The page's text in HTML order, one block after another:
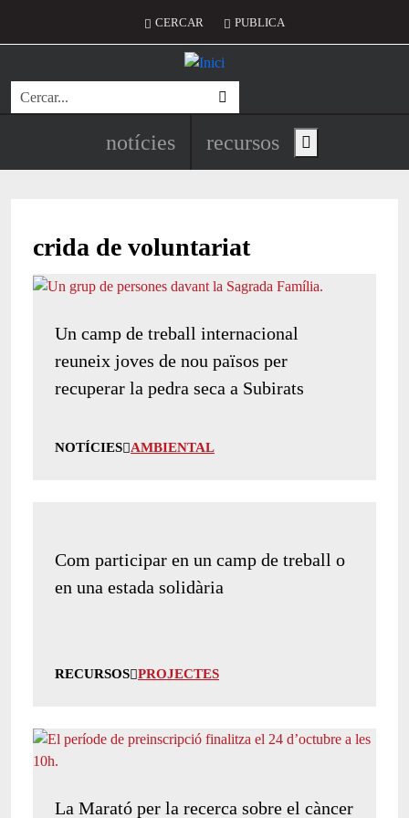
Menú del compte d'usuari
CERCAR PUBLICA
Cerca
Navegació principal de
notícies recursos Show main menu
crida de voluntariat
Un camp de treball internacional
reuneix joves de nou països per
recuperar la pedra seca a Subirats
NOTÍCIES AMBIENTAL
Com participar en un camp de treball o
en una estada solidària
RECURSOS PROJECTES
La Marató per la recerca sobre el càncer